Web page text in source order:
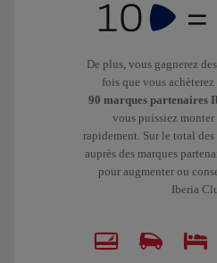
De plus, vous gagnerez
fois que vous
90 marques partenaires
vous puissiez
rapidement. Sur le total
auprès des marques
pour augmenter ou
Iberia